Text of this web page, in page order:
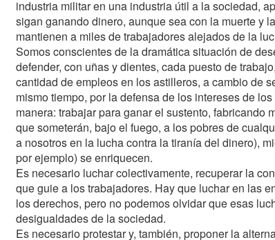
industria militar en una industria útil a la sociedad,
sigan ganando dinero, aunque sea con la muerte y
mantienen a miles de trabajadores alejados de la
Somos conscientes de la dramática situación de
defender, con uñas y dientes, cada puesto de
cantidad de empleos en los astilleros, a cambio de
mismo tiempo, por la defensa de los intereses de
manera: trabajar para ganar el sustento,
que someterán, bajo el fuego, a los pobres de
a nosotros en la lucha contra la tiranía del dinero),
por ejemplo) se enriquecen.
Es necesario luchar colectivamente, recuperar la
que guie a los trabajadores. Hay que luchar en las
los derechos, pero no podemos olvidar que esas
desigualdades de la sociedad.
Es necesario protestar y, también, proponer la